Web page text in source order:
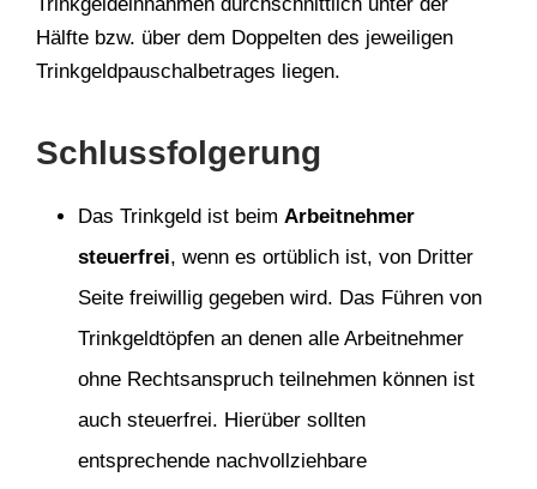
Hälfte bzw. über dem Doppelten des jeweiligen
Trinkgeldpauschalbetrages liegen.
Schlussfolgerung
Das Trinkgeld ist beim Arbeitnehmer
steuerfrei, wenn es ortüblich ist, von Dritter
Seite freiwillig gegeben wird. Das Führen von
Trinkgeldtöpfen an denen alle Arbeitnehmer
ohne Rechtsanspruch teilnehmen können ist
auch steuerfrei. Hierüber sollten
entsprechende nachvollziehbare